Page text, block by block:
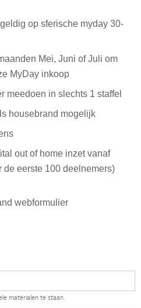
op sferische myday 30-
Mei, Juni of Juli om
MyDay inkoop
meedoen in slechts 1 staffel
housebrand mogelijk
out of home inzet vanaf
de eerste 100 deelnemers)
webformulier
materialen te staan.